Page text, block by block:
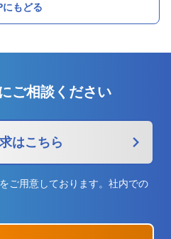
にもどる
ご相談ください
はこちら
ご用意しております。社内での